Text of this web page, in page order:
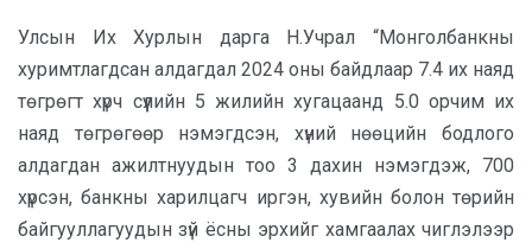
Улсын Их Хурлын дарга Н.Учрал “Монголбанкны
хуримтлагдсан алдагдал 2024 оны байдлаар 7.4 их наяд
төгрөгт хүрч сүүлийн 5 жилийн хугацаанд 5.0 орчим их
наяд төгрөгөөр нэмэгдсэн, хүний нөөцийн бодлого
алдагдан ажилтнуудын тоо 3 дахин нэмэгдэж, 700
хүрсэн, банкны харилцагч иргэн, хувийн болон төрийн
байгууллагуудын зүй ёсны эрхийг хамгаалах чиглэлээр